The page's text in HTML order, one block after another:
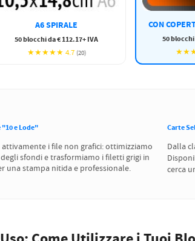
A6 SPIRALE
50 blocchi da € 112.17+ IVA
★★★★★ 4.7 (20)
CON
50 blocchi
e Lode"
i file non grafici: ottimizziamo
sfondi e trasformiamo i filetti grigi in
una stampa nitida e professionale.
Carte
Dalla
cerca